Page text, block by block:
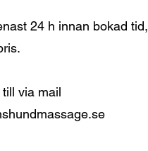
24 h innan bokad tid,
via mail